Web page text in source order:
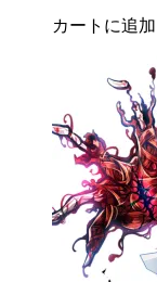
カートに追